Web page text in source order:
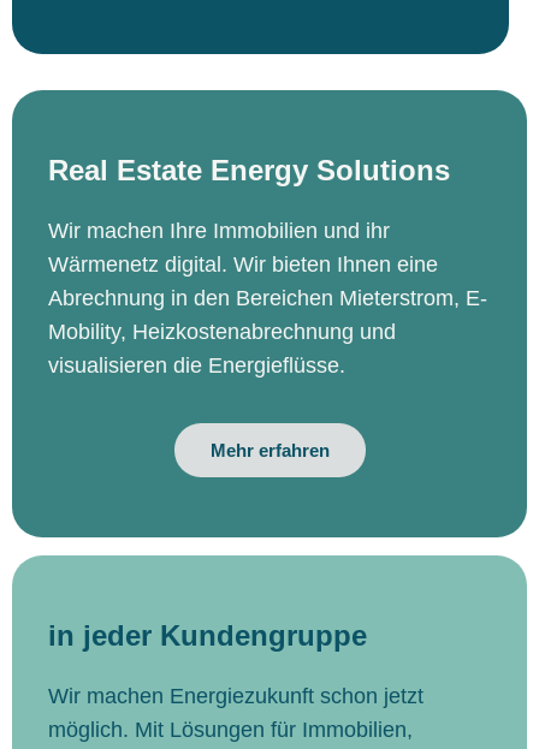
Real Estate Energy Solutions
Wir machen Ihre Immobilien und ihr
Wärmenetz digital. Wir bieten Ihnen eine
Abrechnung in den Bereichen Mieterstrom, E-
Mobility, Heizkostenabrechnung und
visualisieren die Energieflüsse.
Mehr erfahren
in jeder Kundengruppe
Wir machen Energiezukunft schon jetzt
möglich. Mit Lösungen für Immobilien,